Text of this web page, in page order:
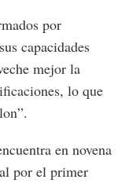
por
capacidades
mejor la
lo que
en novena
por el primer